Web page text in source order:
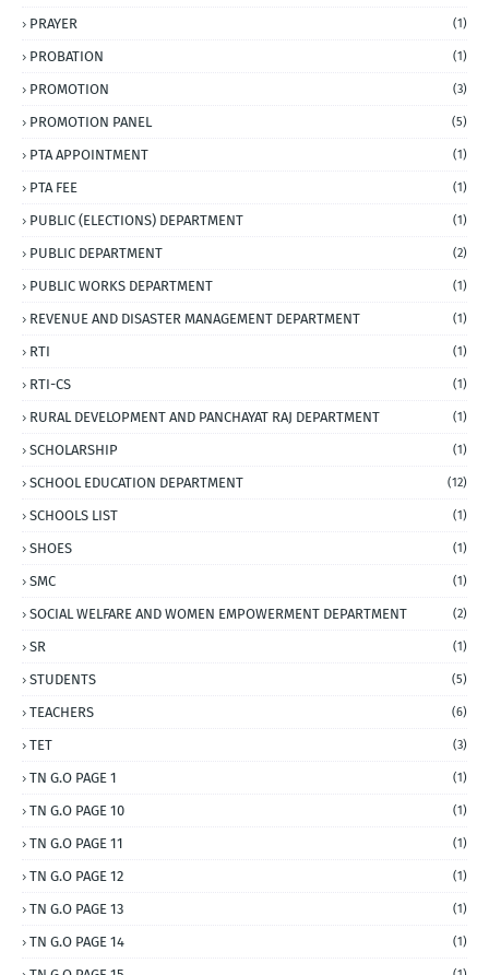
PRAYER (1)
PROBATION (1)
PROMOTION (3)
PROMOTION PANEL (5)
PTA APPOINTMENT (1)
PTA FEE (1)
PUBLIC (ELECTIONS) DEPARTMENT (1)
PUBLIC DEPARTMENT (2)
PUBLIC WORKS DEPARTMENT (1)
REVENUE AND DISASTER MANAGEMENT DEPARTMENT (1)
RTI (1)
RTI-CS (1)
RURAL DEVELOPMENT AND PANCHAYAT RAJ DEPARTMENT (1)
SCHOLARSHIP (1)
SCHOOL EDUCATION DEPARTMENT (12)
SCHOOLS LIST (1)
SHOES (1)
SMC (1)
SOCIAL WELFARE AND WOMEN EMPOWERMENT DEPARTMENT (2)
SR (1)
STUDENTS (5)
TEACHERS (6)
TET (3)
TN G.O PAGE 1 (1)
TN G.O PAGE 10 (1)
TN G.O PAGE 11 (1)
TN G.O PAGE 12 (1)
TN G.O PAGE 13 (1)
TN G.O PAGE 14 (1)